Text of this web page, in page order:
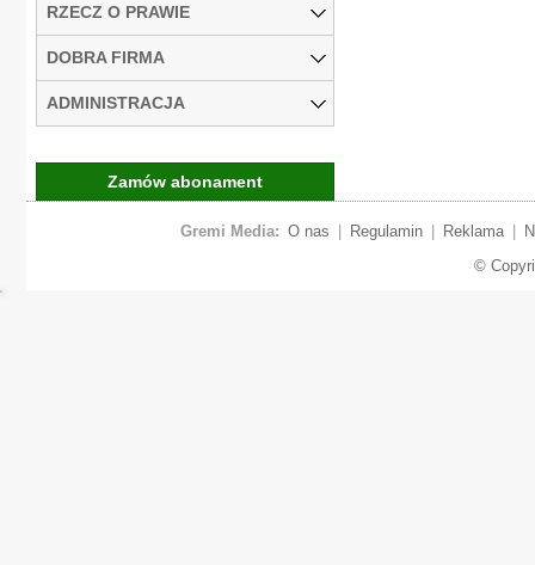
RZECZ O PRAWIE
DOBRA FIRMA
ADMINISTRACJA
Zamów abonament
Gremi Media: O nas Regulamin Reklama
©